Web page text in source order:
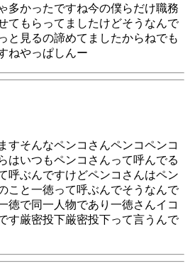
多かったですね今の僕らだけ職務
てもらってましたけどそうなんで
と見るの諦めてましたからねでも
ねやっぱしんー
すそんなペンコさんペンコペンコ
はいつもペンコさんって呼んでる
呼ぶんですけどペンコさんはペン
こと一徳って呼ぶんでそうなんで
徳で同一人物であり一徳さんイコ
す厳密投下厳密投下って言うんで